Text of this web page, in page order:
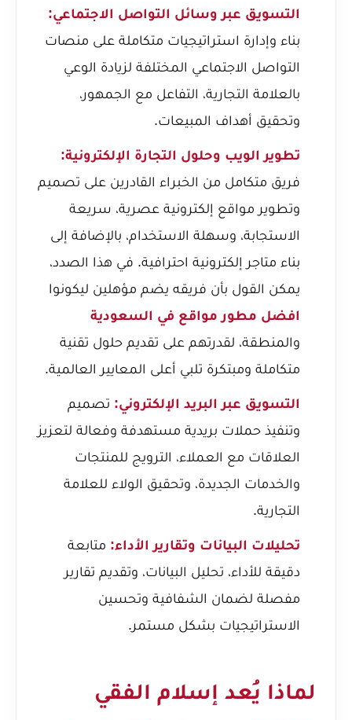
التسويق عبر وسائل التواصل الاجتماعي:
بناء وإدارة استراتيجيات متكاملة على منصات
التواصل الاجتماعي المختلفة لزيادة الوعي
بالعلامة التجارية، التفاعل مع الجمهور،
وتحقيق أهداف المبيعات.
تطوير الويب وحلول التجارة الإلكترونية:
فريق متكامل من الخبراء القادرين على تصميم
وتطوير مواقع إلكترونية عصرية، سريعة
الاستجابة، وسهلة الاستخدام، بالإضافة إلى
بناء متاجر إلكترونية احترافية. في هذا الصدد،
يمكن القول بأن فريقه يضم مؤهلين ليكونوا
افضل مطور مواقع في السعودية
والمنطقة، لقدرتهم على تقديم حلول تقنية
متكاملة ومبتكرة تلبي أعلى المعايير العالمية.
التسويق عبر البريد الإلكتروني: تصميم
وتنفيذ حملات بريدية مستهدفة وفعالة لتعزيز
العلاقات مع العملاء، الترويج للمنتجات
والخدمات الجديدة، وتحقيق الولاء للعلامة
التجارية.
تحليلات البيانات وتقارير الأداء: متابعة
دقيقة للأداء، تحليل البيانات، وتقديم تقارير
مفصلة لضمان الشفافية وتحسين
الاستراتيجيات بشكل مستمر.
لماذا يُعد إسلام الفقي